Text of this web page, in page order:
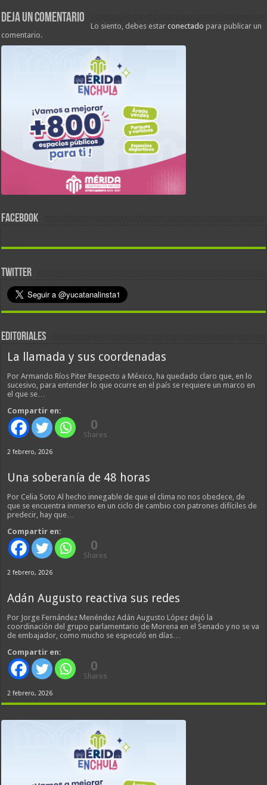
Deja un comentario
Lo siento, debes estarconectado para publicar un
comentario.
FACEBOOK
TWITTER
EDITORIALES
La llamada y sus coordenadas
Por Armando Ríos Piter Respecto a México, ha quedado claro que, en lo
sucesivo, para entender lo que ocurre en el país se requiere un marco en
el que se…
Compartir en:
0
Shares
2 febrero, 2026
Una soberanía de 48 horas
Por Celia Soto Al hecho innegable de que el clima no nos obedece, de
que se encuentra inmerso en un ciclo de cambio con patrones difíciles de
predecir, hay que…
Compartir en:
0
Shares
2 febrero, 2026
Adán Augusto reactiva sus redes
Por Jorge Fernández Menéndez Adán Augusto López dejó la
coordinación del grupo parlamentario de Morena en el Senado y no se va
de embajador, como mucho se especuló en días…
Compartir en:
0
Shares
2 febrero, 2026